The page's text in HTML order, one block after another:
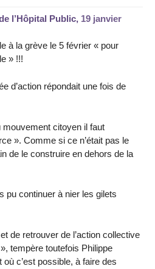
l’Hôpital Public, 19 janvier
à la grève le 5 février « pour
» !!!
d’action répondait une fois de
mouvement citoyen il faut
». Comme si ce n’était pas le
de le construire en dehors de la
pu continuer à nier les gilets
de retrouver de l’action collective
tempère toutefois Philippe
c’est possible, à faire des